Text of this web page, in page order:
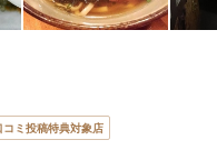
コミ投稿特典対象店